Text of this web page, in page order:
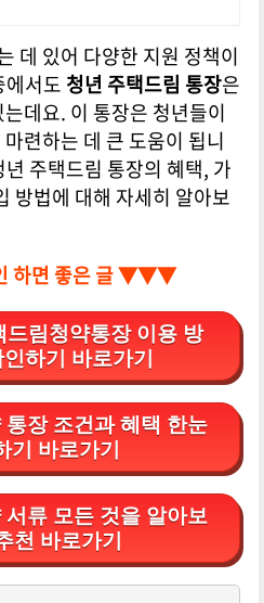
데 있어 다양한 지원 정책이
에서도 청년 주택드림 통장은
데요. 이 통장은 청년들이
련하는 데 큰 도움이 됩니
주택드림 통장의 혜택, 가
방법에 대해 자세히 알아보
하면 좋은 글 ▼▼▼
림청약통장 이용 방
하기 바로가기
장 조건과 혜택 한눈
기 바로가기
류 모든 것을 알아보
천 바로가기